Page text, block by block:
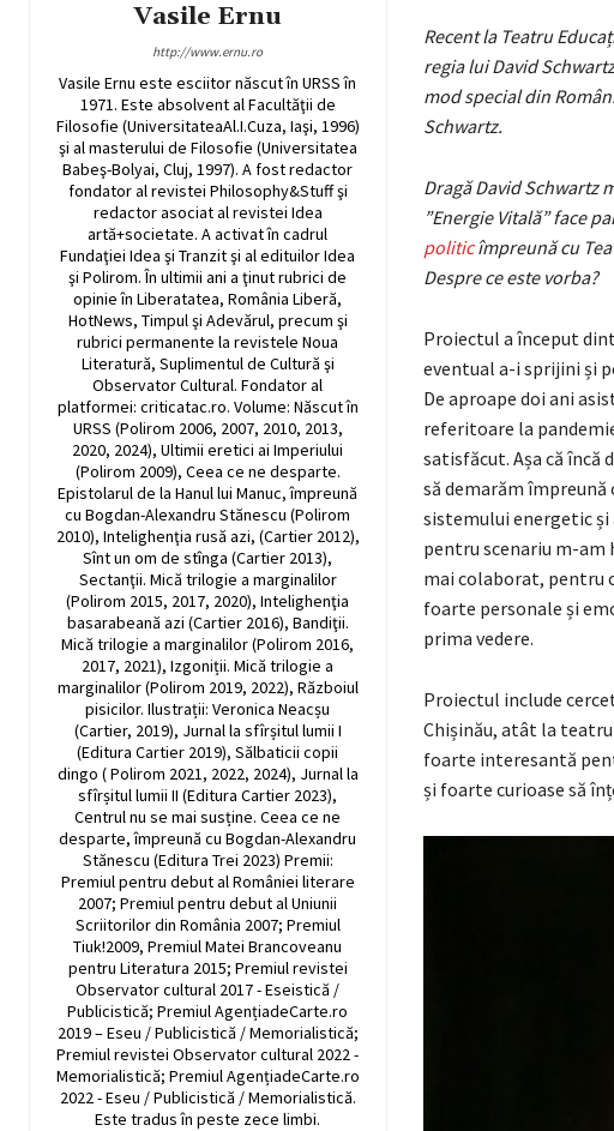
Vasile Ernu
http://www.ernu.ro
Vasile Ernu este esciitor născut în URSS în
1971. Este absolvent al Facultăţii de
Filosofie (UniversitateaAl.I.Cuza, Iaşi, 1996)
şi al masterului de Filosofie (Universitatea
Babeş-Bolyai, Cluj, 1997). A fost redactor
fondator al revistei Philosophy&Stuff şi
redactor asociat al revistei Idea
artă+societate. A activat în cadrul
Fundaţiei Idea şi Tranzit şi al edituilor Idea
şi Polirom. În ultimii ani a ţinut rubrici de
opinie în Liberatatea, România Liberă,
HotNews, Timpul şi Adevărul, precum şi
rubrici permanente la revistele Noua
Literatură, Suplimentul de Cultură şi
Observator Cultural. Fondator al
platformei: criticatac.ro. Volume: Născut în
URSS (Polirom 2006, 2007, 2010, 2013,
2020, 2024), Ultimii eretici ai Imperiului
(Polirom 2009), Ceea ce ne desparte.
Epistolarul de la Hanul lui Manuc, împreună
cu Bogdan-Alexandru Stănescu (Polirom
2010), Intelighenţia rusă azi, (Cartier 2012),
Sînt un om de stînga (Cartier 2013),
Sectanţii. Mică trilogie a marginalilor
(Polirom 2015, 2017, 2020), Intelighenţia
basarabeană azi (Cartier 2016), Bandiţii.
Mică trilogie a marginalilor (Polirom 2016,
2017, 2021), Izgoniții. Mică trilogie a
marginalilor (Polirom 2019, 2022), Războiul
pisicilor. Ilustrații: Veronica Neacșu
(Cartier, 2019), Jurnal la sfîrșitul lumii I
(Editura Cartier 2019), Sălbaticii copii
dingo ( Polirom 2021, 2022, 2024), Jurnal la
sfîrșitul lumii II (Editura Cartier 2023),
Centrul nu se mai susține. Ceea ce ne
desparte, împreună cu Bogdan-Alexandru
Stănescu (Editura Trei 2023) Premii:
Premiul pentru debut al României literare
2007; Premiul pentru debut al Uniunii
Scriitorilor din România 2007; Premiul
Tiuk!2009, Premiul Matei Brancoveanu
pentru Literatura 2015; Premiul revistei
Observator cultural 2017 - Eseistică /
Publicistică; Premiul AgențiadeCarte.ro
2019 – Eseu / Publicistică / Memorialistică;
Premiul revistei Observator cultural 2022 -
Memorialistică; Premiul AgențiadeCarte.ro
2022 - Eseu / Publicistică / Memorialistică.
Este tradus în peste zece limbi.
Recent la Teatru
regia lui David
mod special din
Schwartz.
Dragă David Schwartz
”Energie Vitală” face
politicîmpreună cu
Despre ce este vorba?
Proiectul a început
eventual a-i sprijini și
De aproape doi ani
referitoare la
satisfăcut. Așa că
să demarăm
sistemului energetic și
pentru scenariu m-am
mai colaborat, pentru
foarte personale și
prima vedere.
Proiectul include
Chișinău, atât la
foarte interesantă
și foarte curioase să